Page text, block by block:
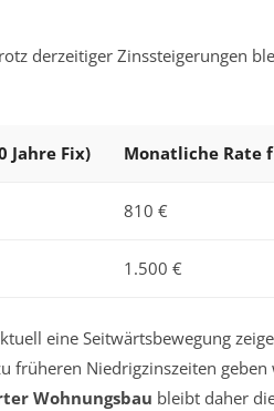
derzeitiger Zinssteigerungen
Jahre Fix) Monatliche Rate
810 €
1.500 €
eine Seitwärtsbewegung
früheren Niedrigzinszeiten
Wohnungsbau bleibt daher